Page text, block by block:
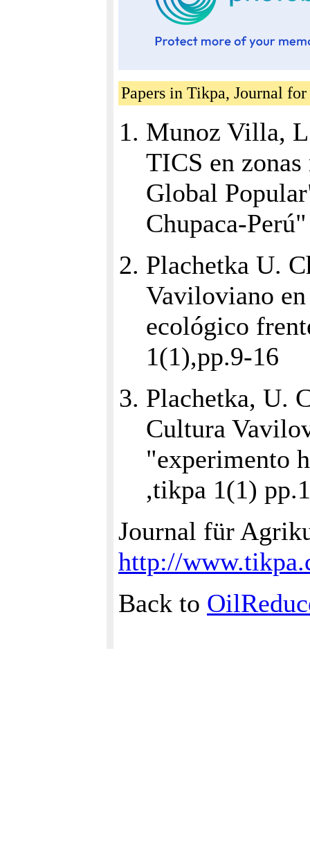
Papers in Tikpa, Journal
Munoz Villa,
TICS en
Global
Chupaca-
Plachetka U.
Vaviloviano
ecológico
1(1),pp.9-16
Plachetka, U.
Cultura
"experimento
,tikpa 1(1)
Journal für
http://
Back to